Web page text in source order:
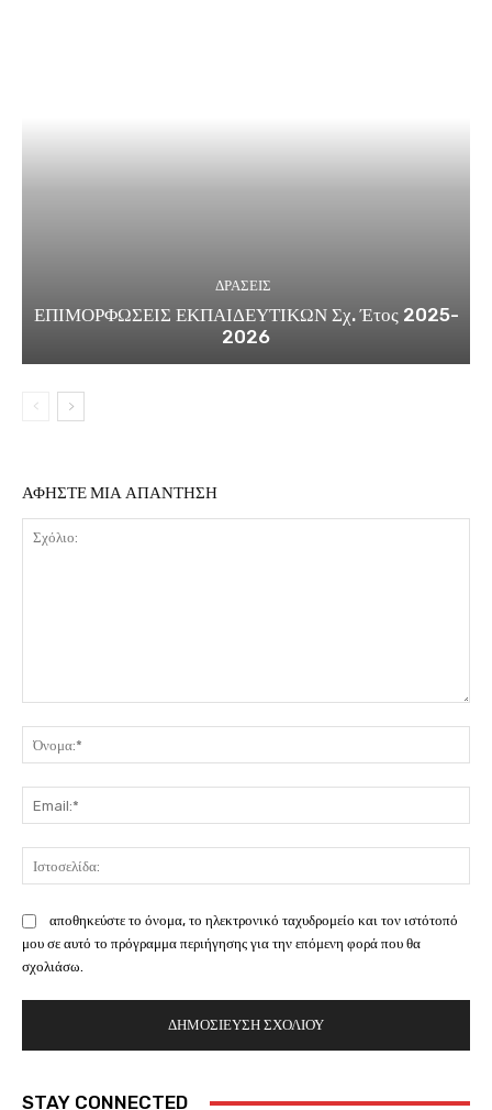
ΔΡΑΣΕΙΣ
ΕΠΙΜΟΡΦΩΣΕΙΣ ΕΚΠΑΙΔΕΥΤΙΚΩΝ Σχ. Έτος 2025-
2026
ΑΦΗΣΤΕ ΜΙΑ ΑΠΑΝΤΗΣΗ
αποθηκεύστε το όνομα, το ηλεκτρονικό ταχυδρομείο και τον ιστότοπό
μου σε αυτό το πρόγραμμα περιήγησης για την επόμενη φορά που θα
σχολιάσω.
STAY CONNECTED